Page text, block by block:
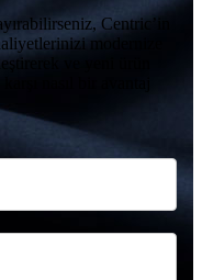
Centric’in
modernize
ve yeni ürün
nasıl bir avantaj